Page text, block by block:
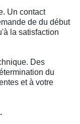
Un contact
de du début
la satisfaction
Des
du
et à votre